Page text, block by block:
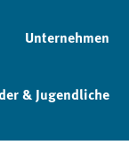
Unternehmen
& Jugendliche